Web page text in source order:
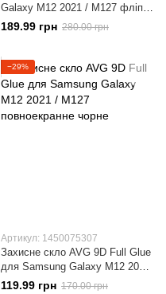
Galaxy M12 2021 / M127 фліп
вертикальний шкіра PU
коричневий
189.99 грн 280.00 грн
−29%
Артикул: 1450075307
Захисне скло AVG 9D Full Glue
для Samsung Galaxy M12 2021
/ M127 повноекранне чорне
119.99 грн 170.00 грн